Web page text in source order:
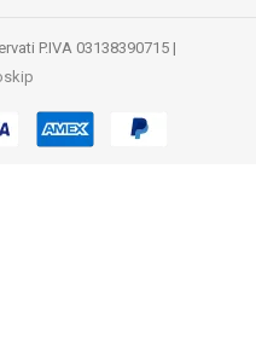
P.IVA 03138390715 |